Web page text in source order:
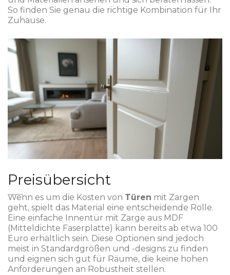
So finden Sie genau die richtige Kombination für Ihr
Zuhause.
Preisübersicht
Wenn es um die Kosten von Türen mit Zargen
geht, spielt das Material eine entscheidende Rolle.
Eine einfache Innentür mit Zarge aus MDF
(Mitteldichte Faserplatte) kann bereits ab etwa 100
Euro erhältlich sein. Diese Optionen sind jedoch
meist in Standardgrößen und -designs zu finden
und eignen sich gut für Räume, die keine hohen
Anforderungen an Robustheit stellen.